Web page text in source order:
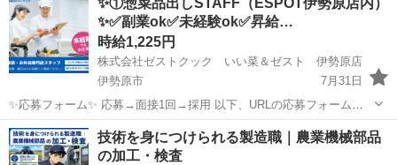
けしてみたい方やどんな求...
✨✅副業ok✅未経験ok✅昇給…
時給1,225円
株式会社ゼストクック いい菜＆ゼスト 伊勢原店
伊勢原市
7月31日
✨応募フォーム✨ 応募→面接1回→採用 以下、URLの応募フォームも
しくは 電話にて「求人応募希望」の旨、お問い合わせください。
https://forms.office.com/r/jizSgHAu1G ...
神奈川 伊勢原市 キッチン スタッフ
技術を身につけられる製造職｜農業機械部品
の加工・検査